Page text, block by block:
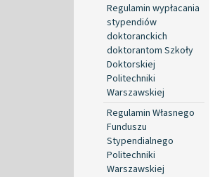
Regulamin wypłacania
stypendiów
doktoranckich
doktorantom Szkoły
Doktorskiej
Politechniki
Warszawskiej
Regulamin Własnego
Funduszu
Stypendialnego
Politechniki
Warszawskiej